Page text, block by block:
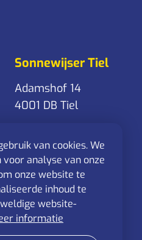
van cookies. We
voor analyse van onze
onze website te
inhoud te
website-
informatie
Sonnewijser Tiel
Adamshof 14
4001 DB Tiel
Stuur een
mail